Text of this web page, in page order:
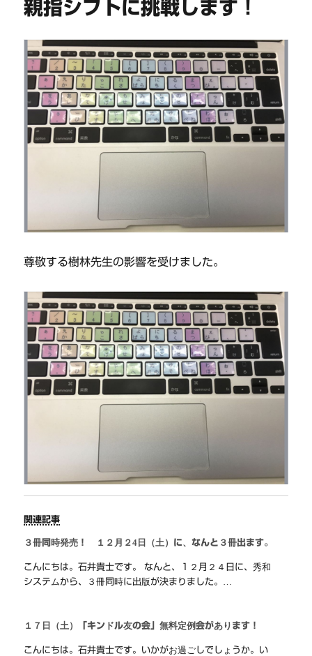
親指シフトに挑戦します！
尊敬する樹林先生の影響を受けました。
関連記事
３冊同時発売！ １２月２4日（土）に、なんと３冊出ます。
こんにちは。石井貴士です。 なんと、１２月２４日に、秀和
システムから、３冊同時に出版が決まりました。…
１７日（土）「キンドル友の会」無料定例会があります！
こんにちは。石井貴士です。いかがお過ごしでしょうか。い